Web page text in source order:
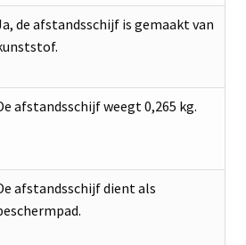
de afstandsschijf is gemaakt van
afstandsschijf weegt 0,265 kg.
afstandsschijf dient als